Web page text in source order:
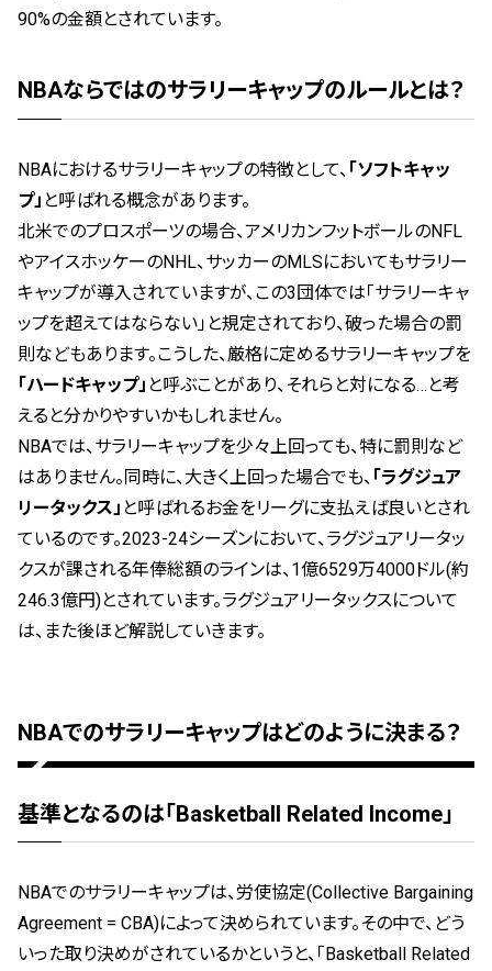
90%の金額とされています。
NBAならではのサラリーキャップのルールとは？
NBAにおけるサラリーキャップの特徴として、 「ソフトキャッ
プ」 と呼ばれる概念があります。
北米でのプロスポーツの場合、アメリカンフットボールのNFL
やアイスホッケーのNHL、サッカーのMLSにおいてもサラリー
キャップが導入されていますが、この3団体では「サラリーキャ
ップを超えてはならない」と規定されており、破った場合の罰
則などもあります。こうした、厳格に定めるサラリーキャップを
「ハードキャップ」 と呼ぶことがあり、それらと対になる…と考
えると分かりやすいかもしれません。
NBAでは、サラリーキャップを少々上回っても、特に罰則など
はありません。同時に、大きく上回った場合でも、 「ラグジュア
リータックス」 と呼ばれるお金をリーグに支払えば良いとされ
ているのです。2023-24シーズンにおいて、ラグジュアリータッ
クスが課される年俸総額のラインは、1億6529万4000ドル(約
246.3億円)とされています。ラグジュアリータックスについて
は、また後ほど解説していきます。
NBAでのサラリーキャップはどのように決まる？
基準となるのは「Basketball Related Income」
NBAでのサラリーキャップは、労使協定(Collective Bargaining
Agreement = CBA)によって決められています。その中で、どう
いった取り決めがされているかというと、「Basketball Related